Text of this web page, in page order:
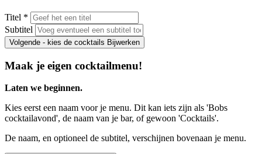
Titel *
Subtitel
Volgende - kies de cocktails Bijwerken
Maak je eigen cocktailmenu!
Laten we beginnen.
Kies eerst een naam voor je menu. Dit kan iets zijn als 'Bobs
cocktailavond', de naam van je bar, of gewoon 'Cocktails'.
De naam, en optioneel de subtitel, verschijnen bovenaan je menu.